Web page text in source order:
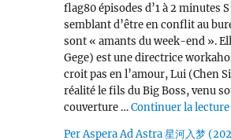
flag80 épisodes d’1 à 2 minutes
semblant d’être en conflit au
sont « amants du week-end ».
Gege) est une directrice
croit pas en l’amour, Lui (Chen
réalité le fils du Big Boss, venu
couverture …Continuer la lecture
Per Aspera Ad Astra 星河入梦